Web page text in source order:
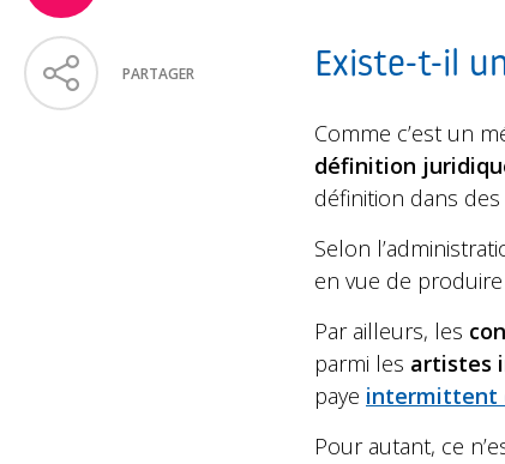
PARTAGER Existe-t-il
Comme c’est un
définition
définition dans
Selon
en vue de
Par ailleurs, les
parmi les artistes
paye intermittent
Pour autant, ce